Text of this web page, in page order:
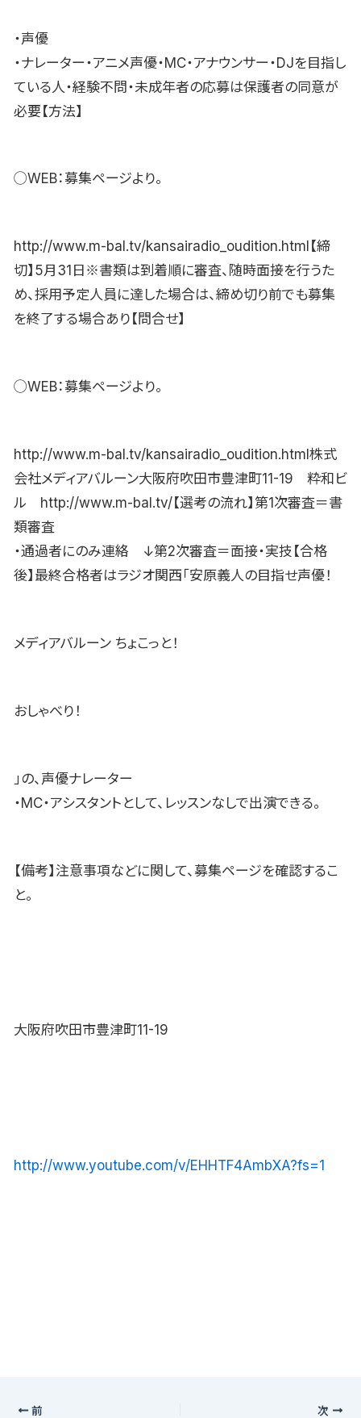
・声優
・ナレーター・アニメ声優・MC・アナウンサー・DJを目指し
ている人・経験不問・未成年者の応募は保護者の同意が
必要【方法】
◯WEB：募集ページより。
http://www.m-bal.tv/kansairadio_oudition.html【締
切】5月31日※書類は到着順に審査、随時面接を行うた
め、採用予定人員に達した場合は、締め切り前でも募集
を終了する場合あり【問合せ】
◯WEB：募集ページより。
http://www.m-bal.tv/kansairadio_oudition.html株式
会社メディアバルーン大阪府吹田市豊津町11-19 粋和ビ
ル http://www.m-bal.tv/【選考の流れ】第1次審査＝書
類審査
・通過者にのみ連絡 ↓第2次審査＝面接・実技【合格
後】最終合格者はラジオ関西「安原義人の目指せ声優！
メディアバルーン ちょこっと！
おしゃべり！
」の、声優ナレーター
・MC・アシスタントとして、レッスンなしで出演できる。
【備考】注意事項などに関して、募集ページを確認するこ
と。
大阪府吹田市豊津町11-19
http://www.youtube.com/v/EHHTF4AmbXA?fs=1
前 次